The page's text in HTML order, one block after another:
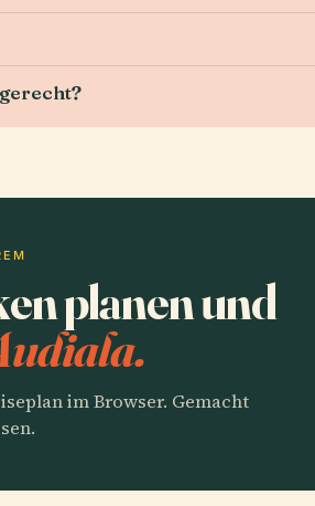
planen und
im Browser. Gemacht